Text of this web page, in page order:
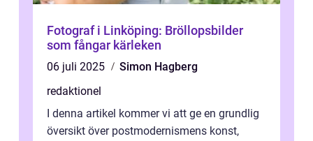
Fotograf i Linköping: Bröllopsbilder
som fångar kärleken
06 juli 2025
Simon Hagberg
redaktionel
I denna artikel kommer vi att ge en grundlig
översikt över postmodernismens konst,